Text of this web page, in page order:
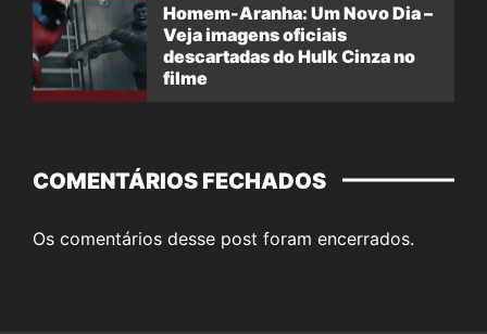
Homem-Aranha: Um Novo Dia –
Veja imagens oficiais
descartadas do Hulk Cinza no
filme
COMENTÁRIOS FECHADOS
Os comentários desse post foram encerrados.